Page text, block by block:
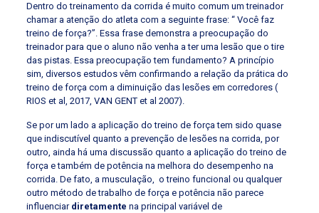
Dentro do treinamento da corrida é muito comum um treinador
chamar a atenção do atleta com a seguinte frase: “ Você faz
treino de força?”. Essa frase demonstra a preocupação do
treinador para que o aluno não venha a ter uma lesão que o tire
das pistas. Essa preocupação tem fundamento? A princípio
sim, diversos estudos vêm confirmando a relação da prática do
treino de força com a diminuição das lesões em corredores (
RIOS et al, 2017, VAN GENT et al 2007).
Se por um lado a aplicação do treino de força tem sido quase
que indiscutível quanto a prevenção de lesões na corrida, por
outro, ainda há uma discussão quanto a aplicação do treino de
força e também de potência na melhora do desempenho na
corrida. De fato, a musculação, o treino funcional ou qualquer
outro método de trabalho de força e potência não parece
influenciar diretamente na principal variável de